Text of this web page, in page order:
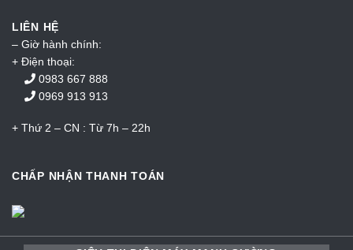
LIÊN HỆ
– Giờ hành chính:
+ Điện thoại:
0983 667 888
0969 913 913
+ Thứ 2 – CN : Từ 7h – 22h
CHẤP NHẬN THANH TOÁN